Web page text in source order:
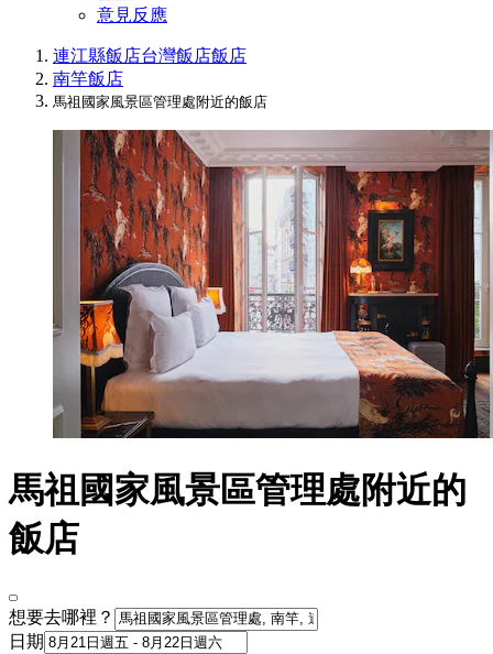
意見反應
連江縣飯店台灣飯店飯店
南竿飯店
馬祖國家風景區管理處附近的飯店
馬祖國家風景區管理處附近的
飯店
想要去哪裡？
日期